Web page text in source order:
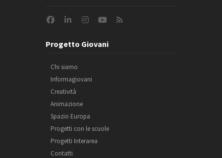
Progetto Giovani
Chi siamo
Informagiovani
Creatività
Animazione
Spazio Europa
Progetti con le scuole
Progetti Interarea
Contatti